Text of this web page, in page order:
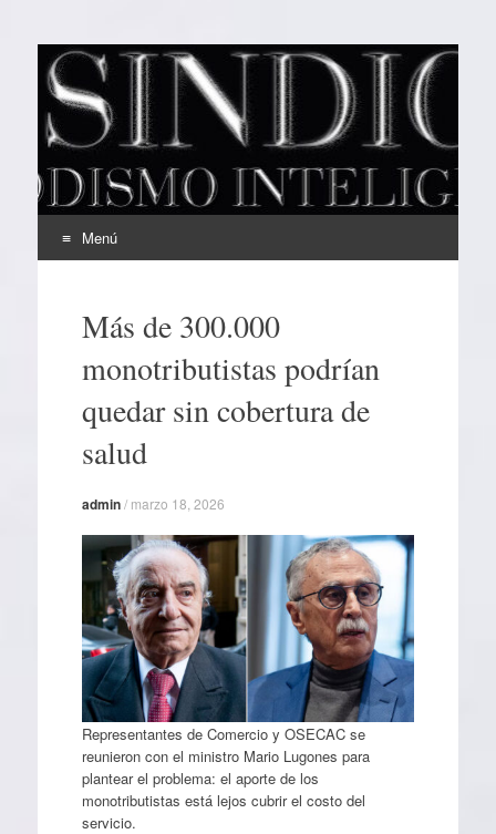
EL SINDICAL
Periodismo Inteligente
Menú
contenidoMás de 300.000
monotributistas podrían
quedar sin cobertura de
salud
admin/ marzo 18, 2026
Representantes de Comercio y OSECAC se
reunieron con el ministro Mario Lugones para
plantear el problema: el aporte de los
monotributistas está lejos cubrir el costo del
servicio.